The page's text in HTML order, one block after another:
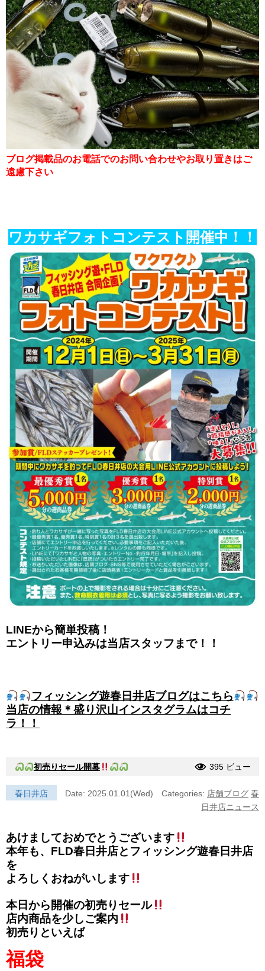
ブログ掲載品のお電話でのお問い合わせやお取り置きはご
遠慮下さい
ワカサギフォトコンテスト開催中！！
LINEから簡単投稿！
エントリー申込みは当店スタッフまで！！
フィッシング遊春日井店ブログはこちら
当店の情報＊盛り沢山インスタグラムはコチ
ラ！！
初売りセール開幕 395 ビュー
春日井店 Date: 2025.01.01(Wed) Categories: 店舗ブログ 春
日井店ニュース
あけましておめでとうございます
本年も、FLD春日井店とフィッシング遊春日井店
を
よろしくおねがいします
本日から開催の初売りセール
店内商品を少しご案内
初売りといえば
福袋